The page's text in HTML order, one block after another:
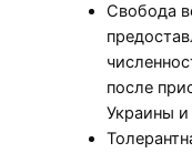
Свобода
после
Украины